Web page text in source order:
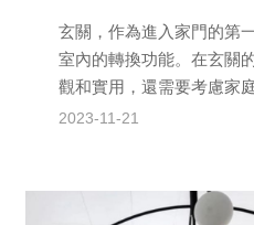
玄關，作為進入家門的第
室內的轉換功能。在玄關
觀和實用，還需要考慮家
限的情況下，如何巧妙裝
2023-11-21